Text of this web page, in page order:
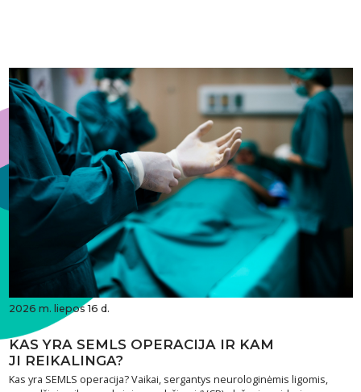
2026 m. liepos 16 d.
KAS YRA SEMLS OPERACIJA IR KAM
JI REIKALINGA?
Kas yra SEMLS operacija? Vaikai, sergantys neurologinėmis ligomis,